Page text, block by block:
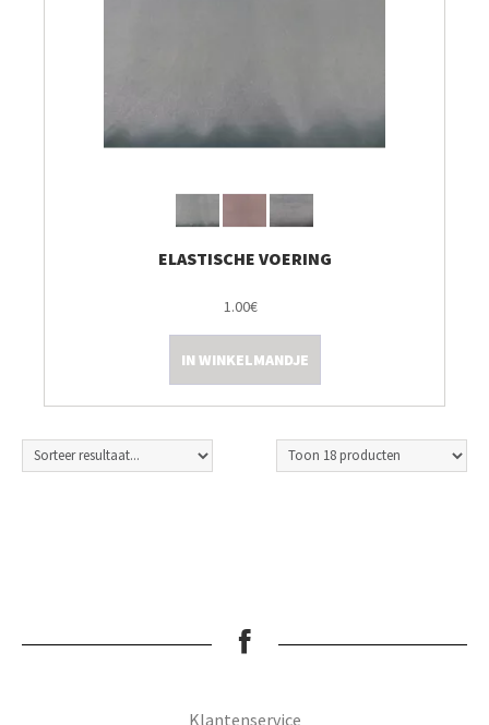
ELASTISCHE VOERING
1.00€
IN WINKELMANDJE
Klantenservice